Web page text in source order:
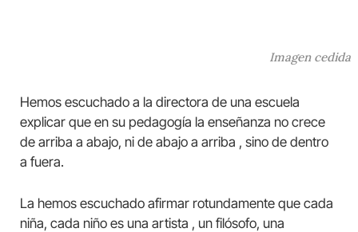
Imagen cedida
Hemos escuchado a la directora de una escuela
explicar que en su pedagogía la enseñanza no crece
de arriba a abajo, ni de abajo a arriba , sino de dentro
a fuera.
La hemos escuchado afirmar rotundamente que cada
niña, cada niño es una artista , un filósofo, una